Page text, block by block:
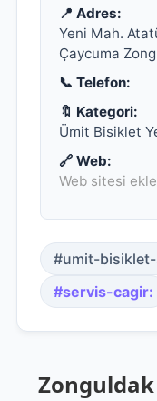
📍 Adres:
Yeni Mah.
Çaycuma
📞 Telefon:
🔖 Kategori:
Ümit Bisiklet
🔗 Web:
Web sitesi
#umit-
#servis-cagir: